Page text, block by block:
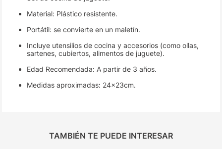
Material: Plástico resistente.
Portátil: se convierte en un maletín.
Incluye utensilios de cocina y accesorios (como ollas,
sartenes, cubiertos, alimentos de juguete).
Edad Recomendada: A partir de 3 años.
Medidas aproximadas: 24x23cm.
TAMBIÉN TE PUEDE INTERESAR